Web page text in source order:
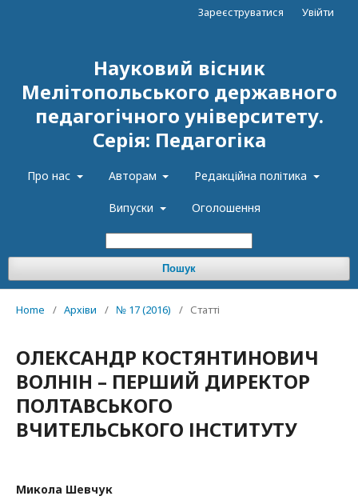
Науковий вісник
Мелітопольського державного
педагогічного університету.
Серія: Педагогіка
Про нас Авторам Редакційна політика
Випуски Оголошення
Пошук
Зареєструватися Увійти
Home / Архіви / № 17 (2016) / Статті
ОЛЕКСАНДР КОСТЯНТИНОВИЧ
ВОЛНІН – ПЕРШИЙ ДИРЕКТОР
ПОЛТАВСЬКОГО
ВЧИТЕЛЬСЬКОГО ІНСТИТУТУ
Микола Шевчук